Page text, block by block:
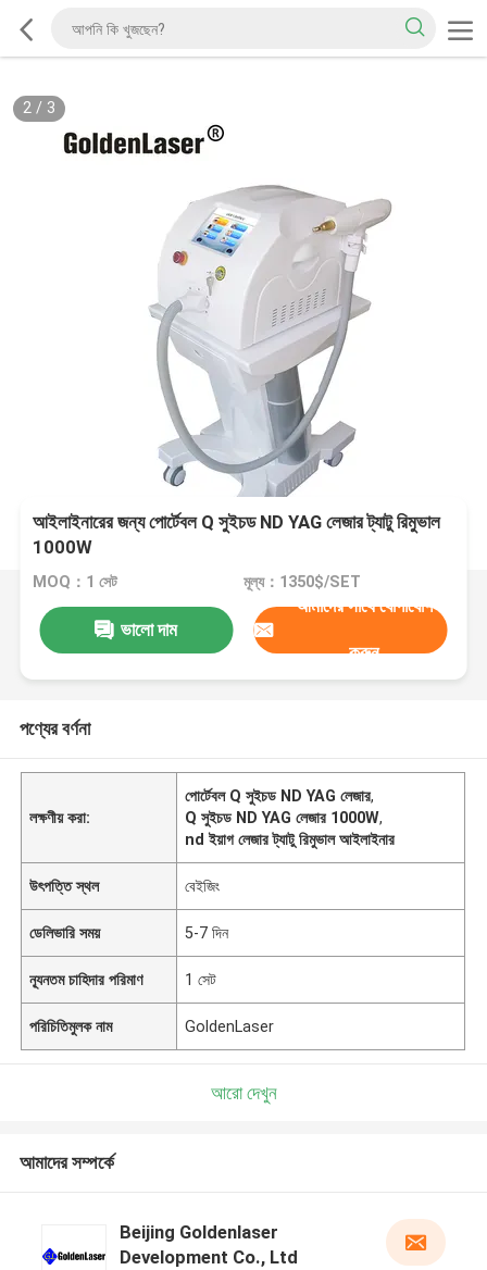
2/ 3
আইলাইনারের জন্য পোর্টেবল Q সুইচড ND YAG লেজার ট্যাটু রিমুভাল
1000W
MOQ：1 সেট মূল্য：1350$/SET
ভালো দাম
আমাদের সাথে যোগাযোগ
করুন
পণ্যের বর্ণনা
লক্ষণীয় করা:
পোর্টেবল Q সুইচড ND YAG লেজার,
Q সুইচড ND YAG লেজার 1000W,
nd ইয়াগ লেজার ট্যাটু রিমুভাল আইলাইনার
উৎপত্তি স্থল বেইজিং
ডেলিভারি সময় 5-7 দিন
ন্যূনতম চাহিদার পরিমাণ 1 সেট
পরিচিতিমুলক নাম GoldenLaser
আরো দেখুন
আমাদের সম্পর্কে
Beijing Goldenlaser
Development Co., Ltd